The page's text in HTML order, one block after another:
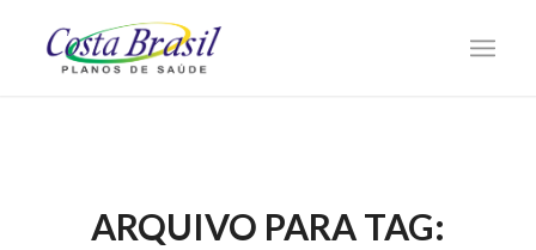
ARQUIVO PARA TAG: